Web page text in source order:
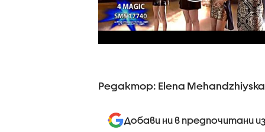
Редактор: Elena Mehandzhiyska
Добави ни в предпочитани